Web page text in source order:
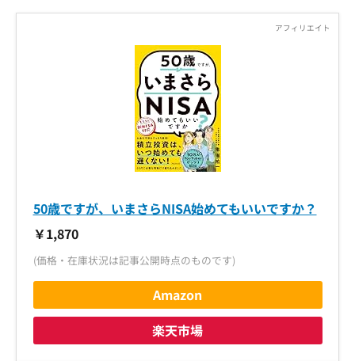
50歳ですが、いまさらNISA始めてもいいですか？
￥1,870
(価格・在庫状況は記事公開時点のものです)
Amazon
楽天市場